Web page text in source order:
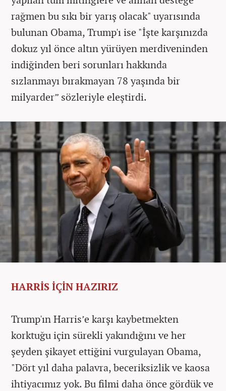
rağmen bu sıkı bir yarış olacak" uyarısında
bulunan Obama, Trump'ı ise "İşte karşınızda
dokuz yıl önce altın yürüyen merdiveninden
indiğinden beri sorunları hakkında
sızlanmayı bırakmayan 78 yaşında bir
milyarder” sözleriyle eleştirdi.
HARRİS İÇİN HAZIRIZ
Trump'ın Harris’e karşı kaybetmekten
korktuğu için sürekli yakındığını ve her
şeyden şikayet ettiğini vurgulayan Obama,
"Dört yıl daha palavra, beceriksizlik ve kaosa
ihtiyacımız yok. Bu filmi daha önce gördük ve